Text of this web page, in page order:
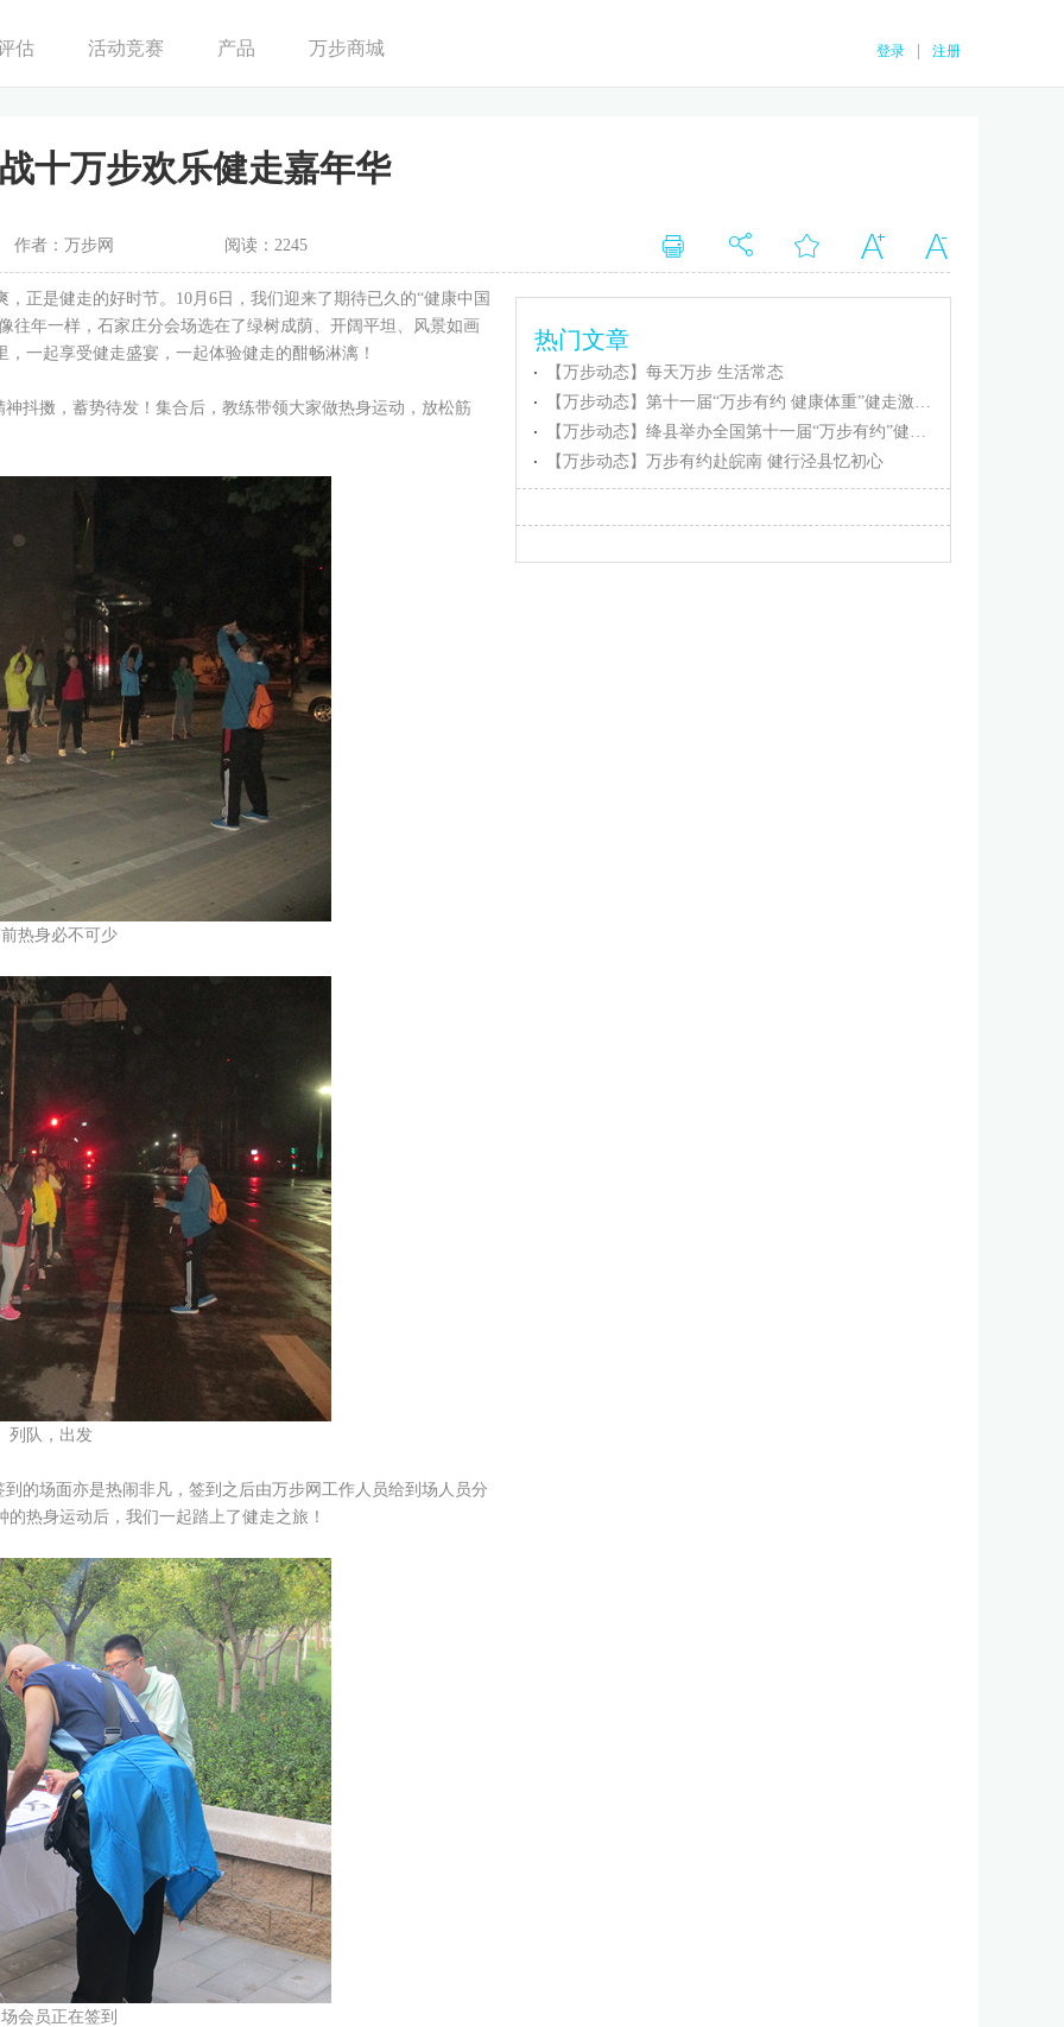
登录 注册
估 活动竞赛 产品 万步商城
十万步欢乐健走嘉年华
作者：万步网 阅读：2245
是健走的好时节。10月6日，我们迎来了期待已久的“健康中国
年一样，石家庄分会场选在了绿树成荫、开阔平坦、风景如画
一起享受健走盛宴，一起体验健走的酣畅淋漓！
擞，蓄势待发！集合后，教练带领大家做热身运动，放松筋
身必不可少
，出发
场面亦是热闹非凡，签到之后由万步网工作人员给到场人员分
热身运动后，我们一起踏上了健走之旅！
员正在签到
热门文章
【万步动态】每天万步 生活常态
【万步动态】第十一届“万步有约 健康体重”健走激励大赛忻州保德赛区正式启动
【万步动态】绛县举办全国第十一届“万步有约”健走激励大赛（绛县赛区）启动仪式
【万步动态】万步有约赴皖南 健行泾县忆初心